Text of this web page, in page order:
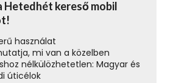
Hetedhét kereső mobil
használat
mi van a közelben
nélkülözhetetlen: Magyar és
úticélok